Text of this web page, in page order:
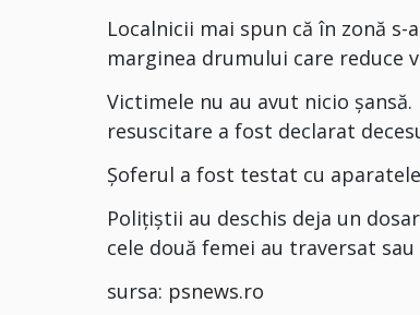
Localnicii mai spun că în zonă
marginea drumului care reduce
Victimele nu au avut nicio
resuscitare a fost declarat
Șoferul a fost testat cu
Polițiștii au deschis deja un
cele două femei au traversat
sursa: psnews.ro